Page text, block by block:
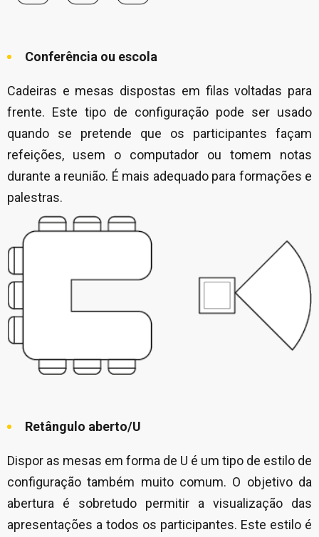
Conferência ou escola
Cadeiras e mesas dispostas em filas voltadas para
frente. Este tipo de configuração pode ser usado
quando se pretende que os participantes façam
refeições, usem o computador ou tomem notas
durante a reunião. É mais adequado para formações e
palestras.
Retângulo aberto/U
Dispor as mesas em forma de U é um tipo de estilo de
configuração também muito comum. O objetivo da
abertura é sobretudo permitir a visualização das
apresentações a todos os participantes. Este estilo é